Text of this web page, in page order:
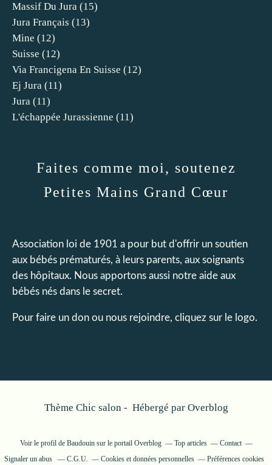
Massif Du Jura (15)
Jura Français (13)
Mine (12)
Suisse (12)
Via Francigena En Suisse (12)
Ej Jura (11)
Jura (11)
L'échappée Jurassienne (11)
Faites comme moi, soutenez
Petites Mains Grand Cœur
Association loi de 1901 a pour but d'offrir un soutien
aux bébés prématurés, à leurs parents, aux soignants
des hôpitaux. Nous apportons aussi notre aide aux
bébés nés dans le secret.
Pour faire un don ou nous rejoindre, cliquez sur le logo.
Thème Chic salon - Hébergé par Overblog
Voir le profil de Baudouinsur le portail Overblog Top articles
Contact
Signaler un abus
C.G.U. Cookies et données personnelles Préférences cookies